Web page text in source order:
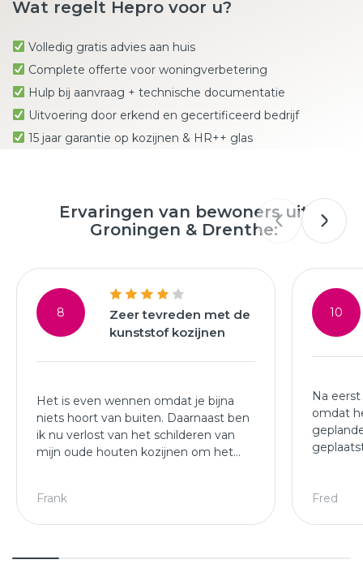
Wat regelt Hepro voor u?
Volledig gratis advies aan huis
Complete offerte voor woningverbetering
Hulp bij aanvraag + technische documentatie
Uitvoering door erkend en gecertificeerd bedrijf
15 jaar garantie op kozijnen & HR++ glas
Ervaringen van bewoners uit
Groningen & Drenthe:
8
Zeer tevreden met de
kunststof kozijnen
Het is even wennen omdat je bijna
niets hoort van buiten. Daarnaast ben
ik nu verlost van het schilderen van
mijn oude houten kozijnen om het
deuren hebben geplaatst.
Frank
10
Na
omdat
Fred